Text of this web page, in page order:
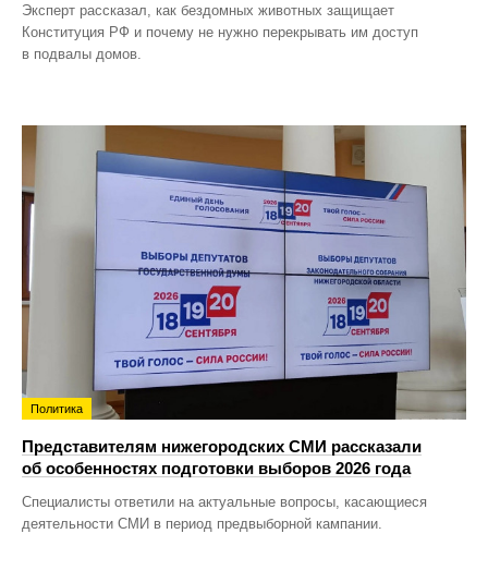
Эксперт рассказал, как бездомных животных защищает
Конституция РФ и почему не нужно перекрывать им доступ
в подвалы домов.
Политика
Представителям нижегородских СМИ рассказали
об особенностях подготовки выборов 2026 года
Специалисты ответили на актуальные вопросы, касающиеся
деятельности СМИ в период предвыборной кампании.